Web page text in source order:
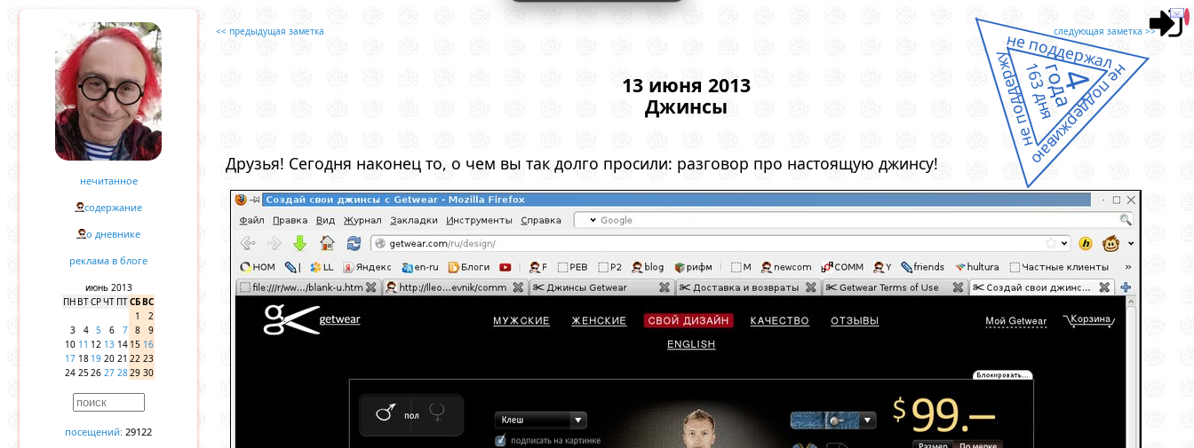
нечитанное
содержание
о дневнике
реклама в блоге
июнь 2013
ПН ВТСРЧТ ПТСБВС
1
2
3
4 5 6 7 8
9
10 11 12 13 14 15 16
17 18 19 20 21 22 23
24 2526 27 2829 30
посещений: 29122
<< предыдущая заметка следующая заметка >>
13 июня 2013
Джинсы
Друзья! Сегодня наконец то, о чем вы так долго просили: разговор про настоящую джинсу!
не поддержал
не поддерживаю
не поддержу 4
года
163 дня